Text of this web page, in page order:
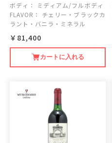
ボディ：
ミディアム/フルボディ
FLAVOR：
チェリー・ブラックカ
ラント・バニラ・ミネラル
￥81,400
カートに入れる